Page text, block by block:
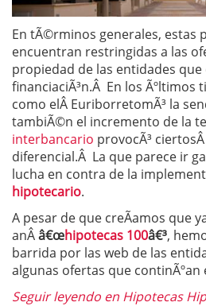
En tÃ©rminos generales, estas
encuentran restringidas a las
propiedad de las entidades
financiaciÃ³n.Â En los Ãºltimos
como elÂ EuriborretomÃ³ la
tambiÃ©n el incremento de la
interbancario provocÃ³
diferencial.Â La que parece ir
lucha en contra de la
hipotecario.
A pesar de que creÃ­amos que
anÂâ€œhipotecas 100â€³,
barrida por las web de las
algunas ofertas que continÃºan
Seguir leyendo en Hipotecas